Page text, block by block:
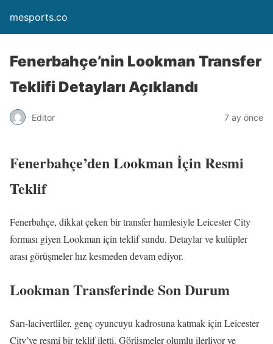
mesports.co
Fenerbahçe’nin Lookman Transfer
Teklifi Detayları Açıklandı
Editor 7 ay önce
Fenerbahçe’den Lookman İçin Resmi
Teklif
Fenerbahçe, dikkat çeken bir transfer hamlesiyle Leicester City
forması giyen Lookman için teklif sundu. Detaylar ve kulüpler
arası görüşmeler hız kesmeden devam ediyor.
Lookman Transferinde Son Durum
Sarı-lacivertliler, genç oyuncuyu kadrosuna katmak için Leicester
City’ye resmi bir teklif iletti. Görüşmeler olumlu ilerliyor ve